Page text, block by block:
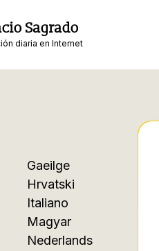
Sagrado
diaria en Internet
Gaeilge
Hrvatski
Italiano
Magyar
Nederlands